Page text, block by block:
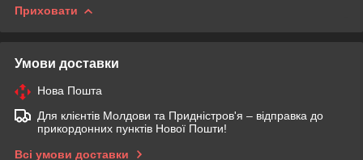
Приховати
Умови доставки
Нова Пошта
Для клієнтів Молдови та Придністров'я – відправка до
прикордонних пунктів Нової Пошти!
Всі умови доставки